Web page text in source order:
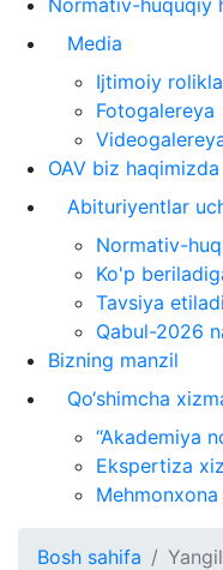
Normativ-huquqiy
Media
Ijtimoiy
Fotogalereya
OAV biz haqimizda
Abituriyentlar
Normativ-
Ko'p
Tavsiya
Qabul-2026
Bizning manzil
Qo‘shimcha
“Akademiya
Ekspertiza
Bosh sahifa